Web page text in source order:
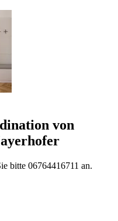
von
bitte 06764416711 an.